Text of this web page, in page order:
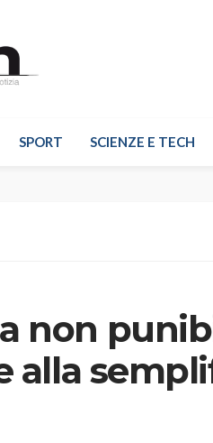
SPORT SCIENZE E TECH
non
alla